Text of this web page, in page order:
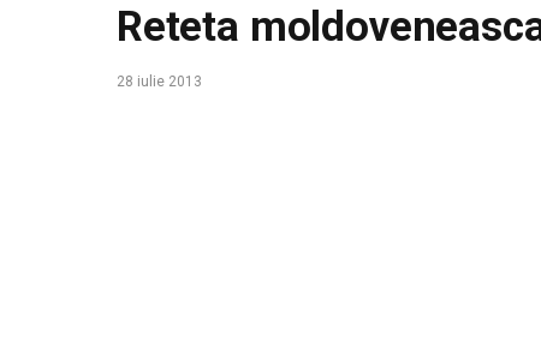
Reteta
28 iulie 2013